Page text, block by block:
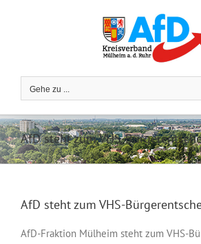
Gehe zu ...
AfD steht zum VHS-
AfD steht zum VHS-
AfD-Fraktion Mülheim steht zum VHS-